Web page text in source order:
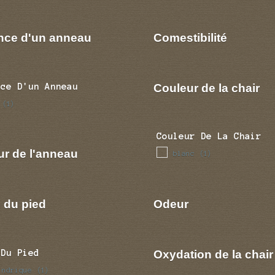
d'un anneau
D'un Anneau
(1)
de l'anneau
du pied
Pied
(1)
Comestibilité
Couleur de la chair
Couleur De La Chair
blanc (1)
Odeur
Oxydation de la chair